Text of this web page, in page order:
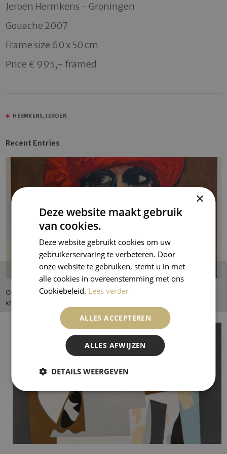
Jeroen Hermkens - Groningen
Gouache 2007
Frame size 60 x 50 cm
Price € 995,- framed
HERMKENS, JEROEN
Recent Entries
Corn Poppy
KEES VAN DONGEN
×
Deze website maakt gebruik
van cookies.
Deze website gebruikt cookies om uw
gebruikerservaring te verbeteren. Door
onze website te gebruiken, stemt u in met
alle cookies in overeenstemming met ons
Cookiebeleid. Lees verder
ALLES ACCEPTEREN
ALLES AFWIJZEN
DETAILS WEERGEVEN